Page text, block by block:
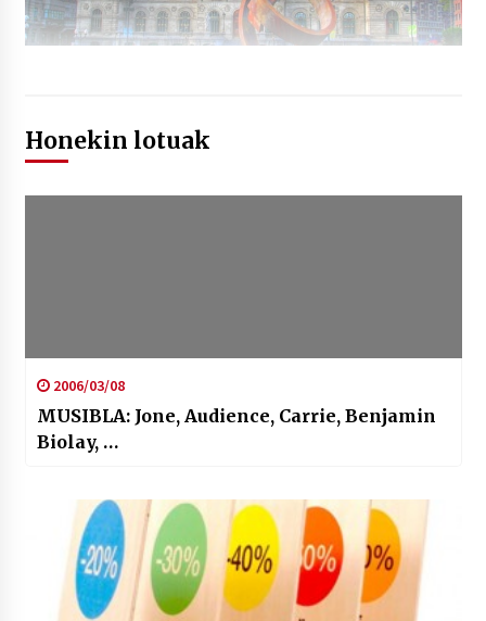
Honekin lotuak
2006/03/08
MUSIBLA: Jone, Audience, Carrie, Benjamin
Biolay, …